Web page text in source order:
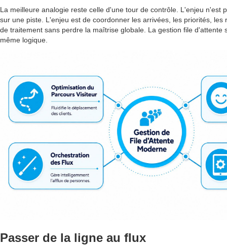
La meilleure analogie reste celle d'une tour de contrôle. L'enjeu n'est
sur une piste. L'enjeu est de coordonner les arrivées, les priorités, les
de traitement sans perdre la maîtrise globale. La gestion file d'attente
même logique.
Passer de la ligne au flux